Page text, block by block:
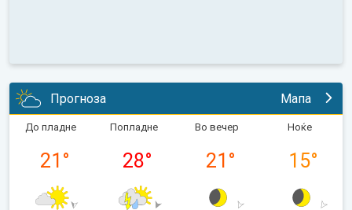
Прогноза Мапа
До пладне
21 °
Попладне
28°
Во вечер
21 °
Ноќе
15°